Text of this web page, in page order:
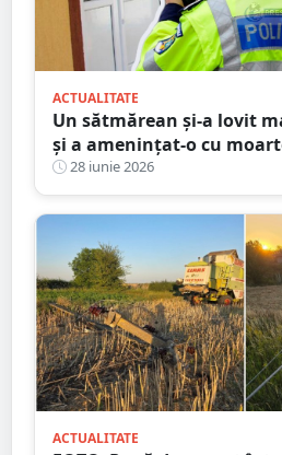
ACTUALITATE
Un sătmărean și-a lovit
și a amenințat-o cu
pericol public
28 iunie 2026
ACTUALITATE